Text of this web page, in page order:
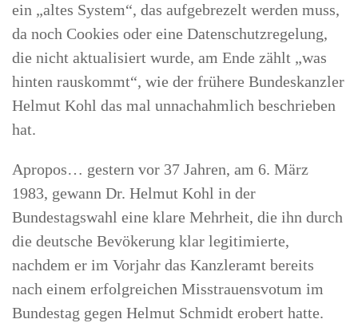
ein „altes System“, das aufgebrezelt werden muss,
da noch Cookies oder eine Datenschutzregelung,
die nicht aktualisiert wurde, am Ende zählt „was
hinten rauskommt“, wie der frühere Bundeskanzler
Helmut Kohl das mal unnachahmlich beschrieben
hat.
Apropos… gestern vor 37 Jahren, am 6. März
1983, gewann Dr. Helmut Kohl in der
Bundestagswahl eine klare Mehrheit, die ihn durch
die deutsche Bevökerung klar legitimierte,
nachdem er im Vorjahr das Kanzleramt bereits
nach einem erfolgreichen Misstrauensvotum im
Bundestag gegen Helmut Schmidt erobert hatte.